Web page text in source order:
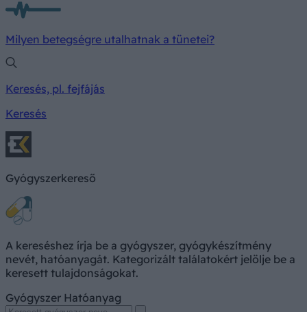
Milyen betegségre utalhatnak a tünetei?
Keresés, pl. fejfájás
Keresés
Gyógyszerkereső
A kereséshez írja be a gyógyszer, gyógykészítmény
nevét, hatóanyagát. Kategorizált találatokért jelölje be a
keresett tulajdonságokat.
Gyógyszer Hatóanyag